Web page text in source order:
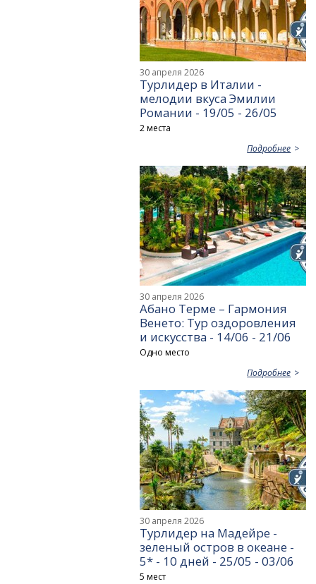
30 апреля 2026
Турлидер в Италии -
мелодии вкуса Эмилии
Романии - 19/05 - 26/05
2 места
Подробнее
30 апреля 2026
Абано Терме – Гармония
Венето: Тур оздоровления
и искусства - 14/06 - 21/06
Одно место
Подробнее
30 апреля 2026
Турлидер на Мадейре -
зеленый остров в океане -
5* - 10 дней - 25/05 - 03/06
5 мест